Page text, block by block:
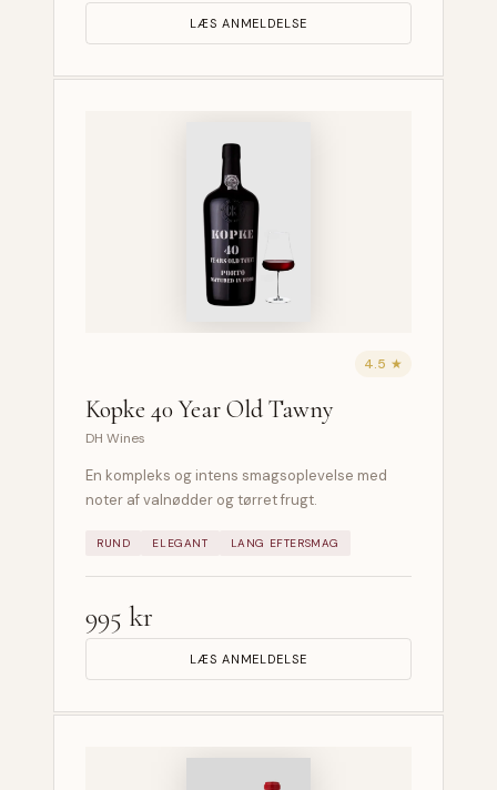
LÆS ANMELDELSE
4.5 ★
Kopke 40 Year Old Tawny
DH Wines
En kompleks og intens smagsoplevelse med
noter af valnødder og tørret frugt.
RUND ELEGANT LANG EFTERSMAG
995 kr
LÆS ANMELDELSE